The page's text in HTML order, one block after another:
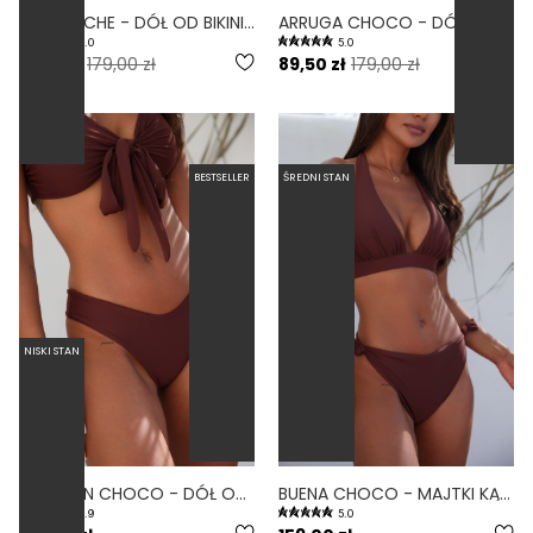
LINKI NOCHE - DÓŁ OD BIKINI WYSOKI STAN BRAZYLIANY NIEBIESKI
5.0
179,00 zł
5.0
89,50 zł 179,00 zł
BESTSELLER
BRAZILIAN CHOCO - DÓŁ OD BIKINI BRAZYLIJSKI WYCIĘTY BRĄZOWY
4.9
ŚREDNI STAN
BUENA CHOCO - MAJTKI KĄPIELOWE WIĄZANE BRĄZOWY
5.0
NISKI STAN